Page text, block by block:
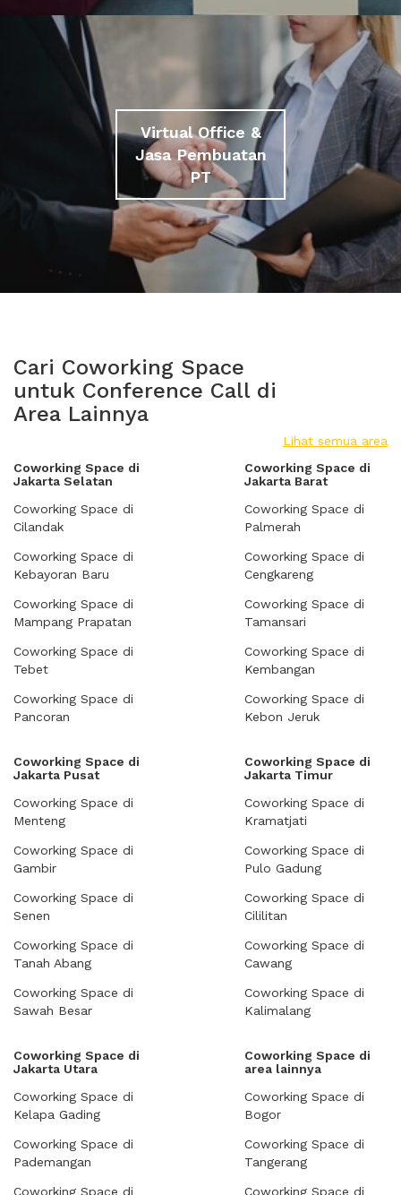
Virtual Office &
Jasa Pembuatan
PT
Cari Coworking Space
untuk Conference Call di
Area Lainnya
Lihat semua area
Coworking Space di
Jakarta Selatan
Coworking Space di
Cilandak
Coworking Space di
Kebayoran Baru
Coworking Space di
Mampang Prapatan
Coworking Space di
Tebet
Coworking Space di
Pancoran
Coworking Space di
Jakarta Barat
Coworking Space di
Palmerah
Coworking Space di
Cengkareng
Coworking Space di
Tamansari
Coworking Space di
Kembangan
Coworking Space di
Kebon Jeruk
Coworking Space di
Jakarta Pusat
Coworking Space di
Menteng
Coworking Space di
Gambir
Coworking Space di
Senen
Coworking Space di
Tanah Abang
Coworking Space di
Sawah Besar
Coworking Space di
Jakarta Timur
Coworking Space di
Kramatjati
Coworking Space di
Pulo Gadung
Coworking Space di
Cililitan
Coworking Space di
Cawang
Coworking Space di
Kalimalang
Coworking Space di
Jakarta Utara
Coworking Space di
Kelapa Gading
Coworking Space di
Pademangan
Coworking Space di
Coworking Space di
area lainnya
Coworking Space di
Bogor
Coworking Space di
Tangerang
Coworking Space di